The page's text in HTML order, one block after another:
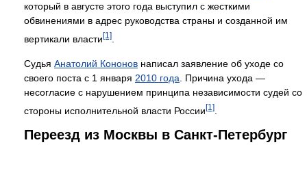
который в августе этого года выступил с жесткими
обвинениями в адрес руководства страны и созданной им
вертикали власти[1]
Судья Анатолий Кононов написал заявление об уходе со
своего поста с 1 января 2010 года . Причина ухода —
несогласие с нарушением принципа независимости судей со
стороны исполнительной власти России[1]
Переезд из Москвы в Санкт-Петербург